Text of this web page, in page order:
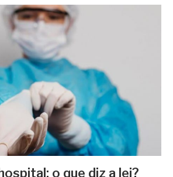
o que diz a lei?